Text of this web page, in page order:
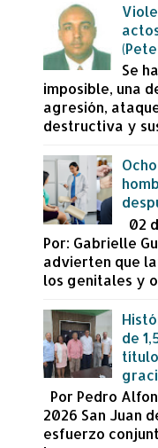
Se
imposible, una
agresión,
destructiva y
02
Por: Gabrielle
advierten que
los genitales y
de
Por Pedro
2026 San Juan
esfuerzo